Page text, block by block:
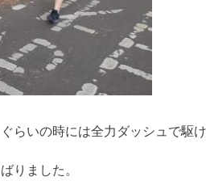
らいの時には全力ダッシュで駆
りました。